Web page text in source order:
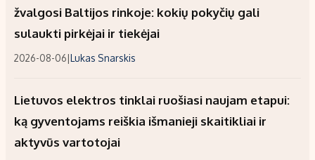
žvalgosi Baltijos rinkoje: kokių pokyčių gali
sulaukti pirkėjai ir tiekėjai
2026-08-06|Lukas Snarskis
Lietuvos elektros tinklai ruošiasi naujam etapui:
ką gyventojams reiškia išmanieji skaitikliai ir
aktyvūs vartotojai